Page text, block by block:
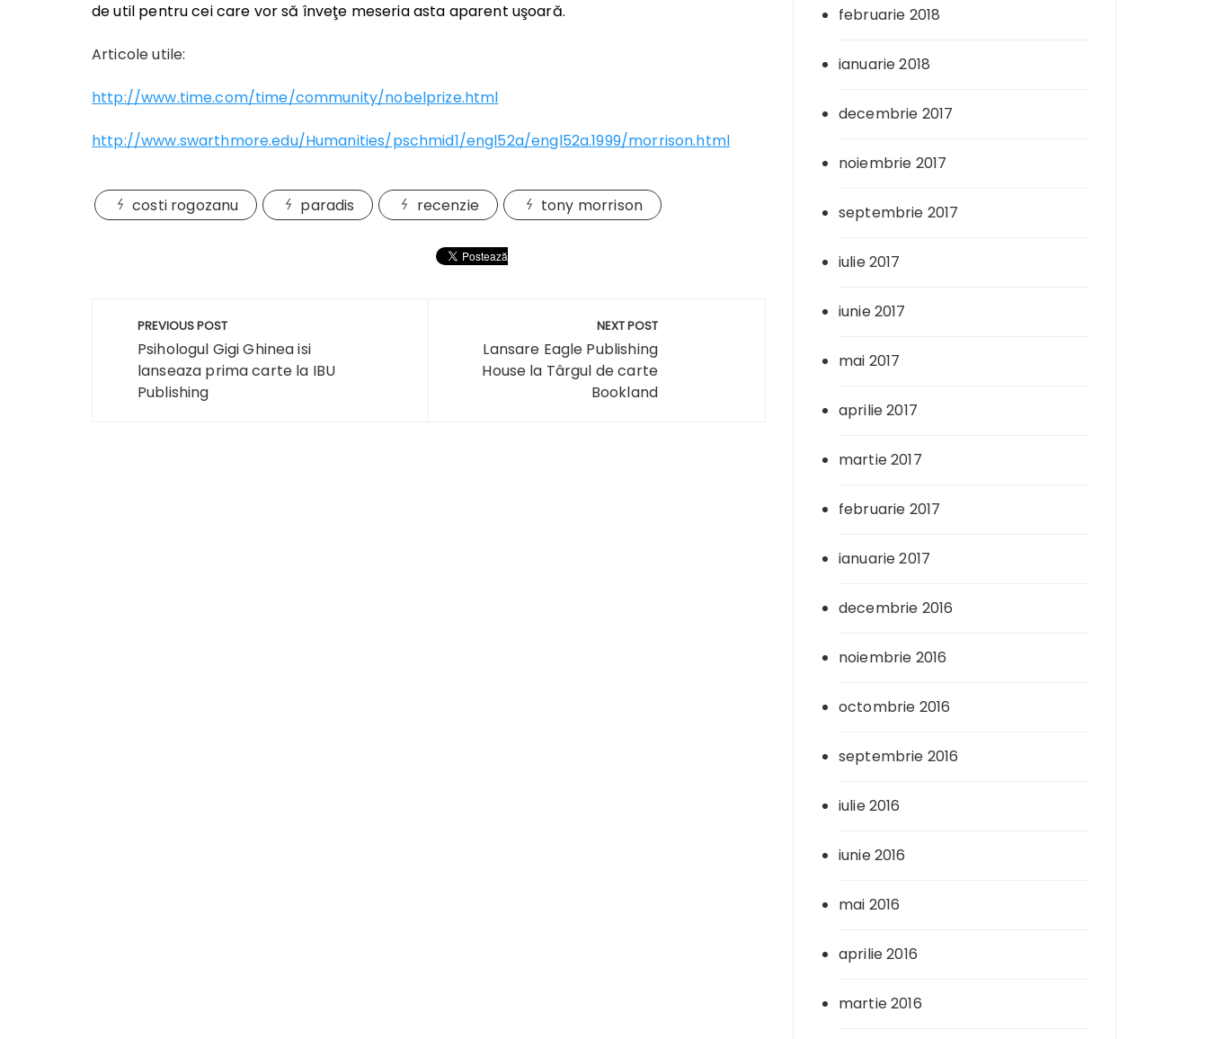
de util pentru cei care vor să înveţe meseria asta aparent uşoară.
Articole utile:
http://www.time.com/time/community/nobelprize.html
http://www.swarthmore.edu/Humanities/pschmid1/engl52a/engl52a.1999/morrison.html
costi rogozanu paradis recenzie tony morrison
Navigare
articole
PREVIOUS POST
Psihologul Gigi Ghinea isi
lanseaza prima carte la IBU
Publishing
NEXT POST
Lansare Eagle Publishing
House la Târgul de carte
Bookland
februarie 2018
ianuarie 2018
decembrie 2017
noiembrie 2017
septembrie 2017
iulie 2017
iunie 2017
mai 2017
aprilie 2017
martie 2017
februarie 2017
ianuarie 2017
decembrie 2016
noiembrie 2016
octombrie 2016
septembrie 2016
iulie 2016
iunie 2016
mai 2016
aprilie 2016
martie 2016